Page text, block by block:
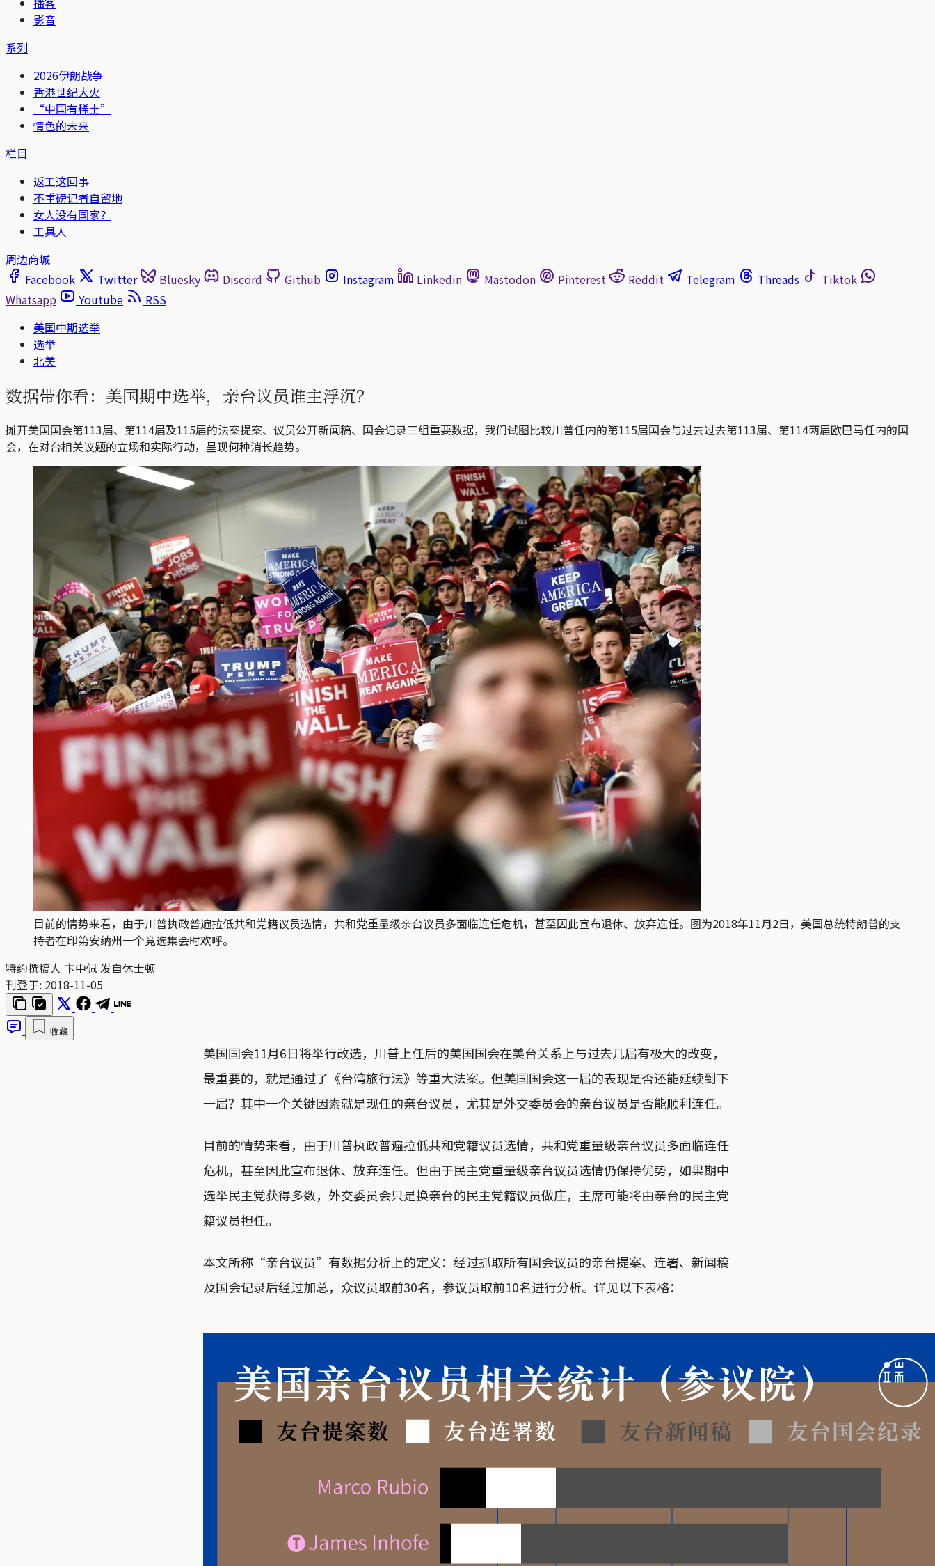
影音
系列
2026伊朗战争
香港世纪大火
“中国有稀土”
情色的未来
栏目
返工这回事
不重磅记者自留地
女人没有国家？
工具人
周边商城
Facebook
Twitter Bluesky Discord Github Instagram Linkedin Mastodon Pinterest Reddit Telegram Threads
Tiktok
Whatsapp
Youtube
RSS
美国中期选举
选举
北美
数据带你看：美国期中选举，亲台议员谁主浮沉？
摊开美国国会第113届、第114届及115届的法案提案、议员公开新闻稿、国会记录三组重要数据，我们试图比较川普任内的第115届国会与过去过去第113届、第114两届欧巴马任内的国
会，在对台相关议题的立场和实际行动，呈现何种消长趋势。
目前的情势来看，由于川普执政普遍拉低共和党籍议员选情，共和党重量级亲台议员多面临连任危机，甚至因此宣布退休、放弃连任。图为2018年11月2日，美国总统特朗普的支
持者在印第安纳州一个竞选集会时欢呼。
特约撰稿人 卞中佩 发自休士顿
刊登于: 2018-11-05
收藏
美国国会11月6日将举行改选，川普上任后的美国国会在美台关系上与过去几届有极大的改变，
最重要的，就是通过了《台湾旅行法》等重大法案。但美国国会这一届的表现是否还能延续到下
一届？其中一个关键因素就是现任的亲台议员，尤其是外交委员会的亲台议员是否能顺利连任。
目前的情势来看，由于川普执政普遍拉低共和党籍议员选情，共和党重量级亲台议员多面临连任
危机，甚至因此宣布退休、放弃连任。但由于民主党重量级亲台议员选情仍保持优势，如果期中
选举民主党获得多数，外交委员会只是换亲台的民主党籍议员做庄，主席可能将由亲台的民主党
籍议员担任。
本文所称“亲台议员”有数据分析上的定义：经过抓取所有国会议员的亲台提案、连署、新闻稿
及国会记录后经过加总，众议员取前30名，参议员取前10名进行分析。详见以下表格：